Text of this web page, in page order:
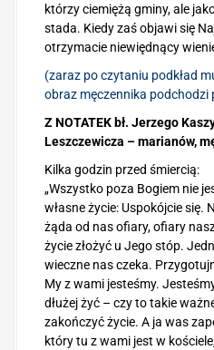
którzy ciemiężą gminy, ale
stada. Kiedy zaś objawi się
otrzymacie niewiędnący
(zaraz po czytaniu podkład
obraz męczennika podchodzi
Z NOTATEK bł. Jerzego
Leszczewicza – marianów,
Kilka godzin przed śmiercią:
„Wszystko poza Bogiem nie
własne życie: Uspokójcie się.
żąda od nas ofiary, ofiary
życie złożyć u Jego stóp.
wieczne nas czeka.
My z wami jesteśmy.
dłużej żyć – czy to takie
zakończyć życie. A ja was
który tu z wami jest w